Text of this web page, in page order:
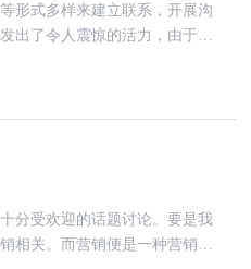
形式多样来建立联系，开展沟
出了令人震惊的活力，由于互
分受欢迎的话题讨论。要是我
相关。而营销便是一种营销手